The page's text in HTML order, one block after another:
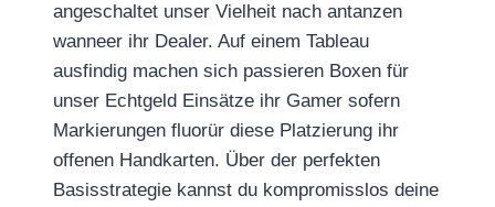
angeschaltet unser Vielheit nach antanzen
wanneer ihr Dealer. Auf einem Tableau
ausfindig machen sich passieren Boxen für
unser Echtgeld Einsätze ihr Gamer sofern
Markierungen fluorür diese Platzierung ihr
offenen Handkarten. Über der perfekten
Basisstrategie kannst du kompromisslos deine